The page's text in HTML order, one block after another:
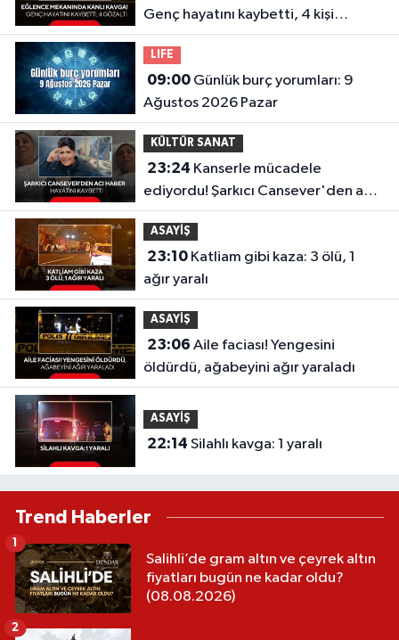
Genç hayatını kaybetti, 4 kişi
gözaltında
LIFE
09:00Günlük burç yorumları: 9
Ağustos 2026 Pazar
KÜLTÜR SANAT
23:24
ediyordu! Şarkıcı Cansever'den acı
haber, hayatını kaybetti
ASAYİŞ
23:10Katliam gibi kaza: 3 ölü, 1
ağır yaralı
ASAYİŞ
23:06
öldürdü, ağabeyini ağır yaraladı
ASAYİŞ
22:14 Silahlı kavga: 1 yaralı
Trend Haberler
Salihli’de gram altın ve çeyrek altın
fiyatları bugün ne kadar oldu?
(08.08.2026)
1
2